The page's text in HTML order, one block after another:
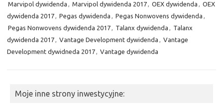
Marvipol dywidenda , Marvipol dywidenda 2017, OEX dywidenda , OEX
dywidenda 2017, Pegas dywidenda , Pegas Nonwovens dywidenda ,
Pegas Nonwovens dywidenda 2017, Talanx dywidenda , Talanx
dywidenda 2017, Vantage Development dywidenda , Vantage
Development dywidneda 2017, Vantage dywidenda
Moje inne strony inwestycyjne: